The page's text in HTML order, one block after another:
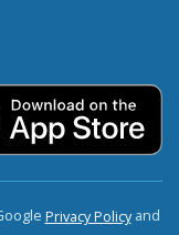
Privacy Policyand